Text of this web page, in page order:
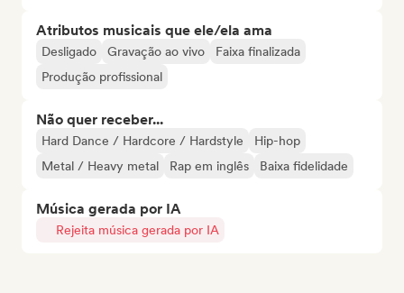
Atributos musicais que ele/ela ama
Desligado Gravação ao vivo
Faixa finalizada
Produção profissional
Não quer receber...
Hard Dance / Hardcore / Hardstyle
Hip-hop
Metal / Heavy metal
Rap em inglês Baixa fidelidade
Música gerada por IA
Rejeita música gerada por IA